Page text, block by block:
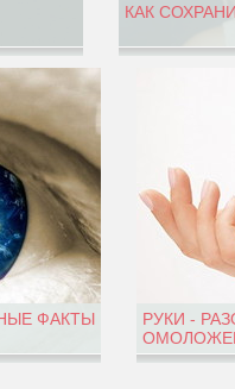
КАК
ФАКТЫ
РУКИ -